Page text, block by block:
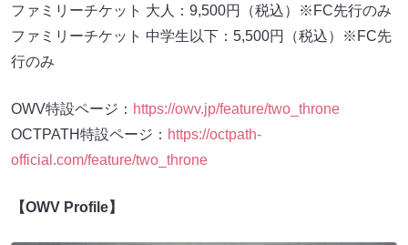
ファミリーチケット 大人：9,500円（税込）※FC先行のみ
ファミリーチケット 中学生以下：5,500円（税込）※FC先
行のみ
OWV特設ページ： https://owv.jp/feature/two_throne
OCTPATH特設ページ： https://octpath-
official.com/feature/two_throne
【OWV Profile】